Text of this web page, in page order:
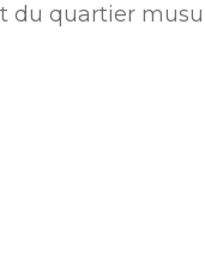
du quartier